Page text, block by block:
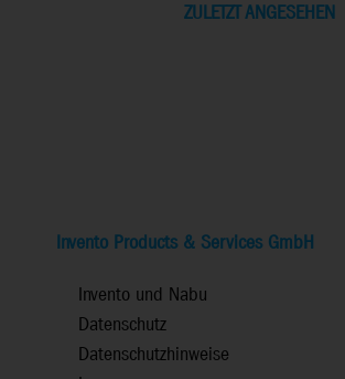
ZULETZT ANGESEHEN
Invento Products & Services GmbH
Invento und Nabu
Datenschutz
Datenschutzhinweise